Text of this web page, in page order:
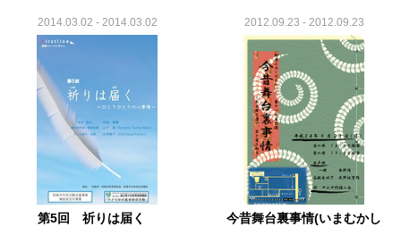
2014.03.02 - 2014.03.02
第5回 祈りは届く
2012.09.23 - 2012.09.23
今昔舞台裏事情(いまむかし